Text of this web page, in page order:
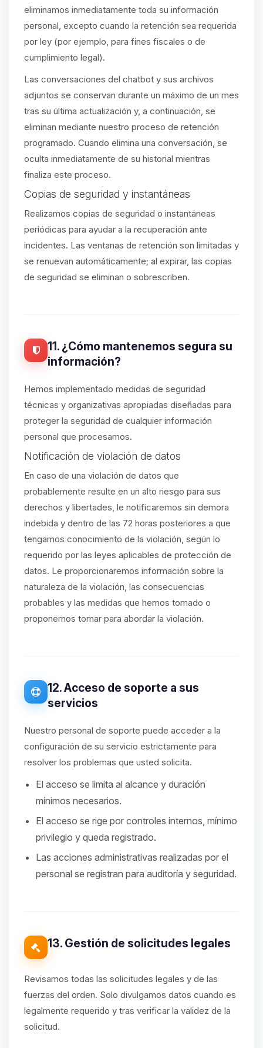
eliminamos inmediatamente toda su información
personal, excepto cuando la retención sea requerida
por ley (por ejemplo, para fines fiscales o de
cumplimiento legal).
Las conversaciones del chatbot y sus archivos
adjuntos se conservan durante un máximo de un mes
tras su última actualización y, a continuación, se
eliminan mediante nuestro proceso de retención
programado. Cuando elimina una conversación, se
oculta inmediatamente de su historial mientras
finaliza este proceso.
Copias de seguridad y instantáneas
Realizamos copias de seguridad o instantáneas
periódicas para ayudar a la recuperación ante
incidentes. Las ventanas de retención son limitadas y
se renuevan automáticamente; al expirar, las copias
de seguridad se eliminan o sobrescriben.
11. ¿Cómo mantenemos segura su
información?
Hemos implementado medidas de seguridad
técnicas y organizativas apropiadas diseñadas para
proteger la seguridad de cualquier información
personal que procesamos.
Notificación de violación de datos
En caso de una violación de datos que
probablemente resulte en un alto riesgo para sus
derechos y libertades, le notificaremos sin demora
indebida y dentro de las 72 horas posteriores a que
tengamos conocimiento de la violación, según lo
requerido por las leyes aplicables de protección de
datos. Le proporcionaremos información sobre la
naturaleza de la violación, las consecuencias
probables y las medidas que hemos tomado o
proponemos tomar para abordar la violación.
12. Acceso de soporte a sus
servicios
Nuestro personal de soporte puede acceder a la
configuración de su servicio estrictamente para
resolver los problemas que usted solicita.
El acceso se limita al alcance y duración
mínimos necesarios.
El acceso se rige por controles internos, mínimo
privilegio y queda registrado.
Las acciones administrativas realizadas por el
personal se registran para auditoría y seguridad.
13. Gestión de solicitudes legales
Revisamos todas las solicitudes legales y de las
fuerzas del orden. Solo divulgamos datos cuando es
legalmente requerido y tras verificar la validez de la
solicitud.